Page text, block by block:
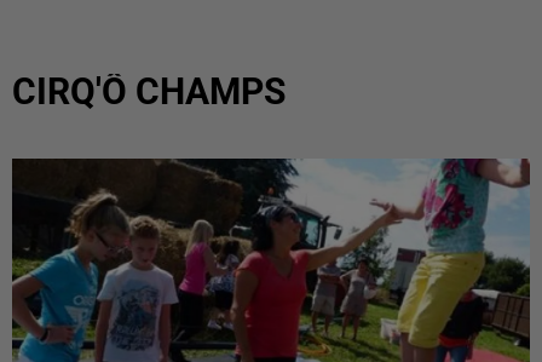
CIRQ'Ô CHAMPS